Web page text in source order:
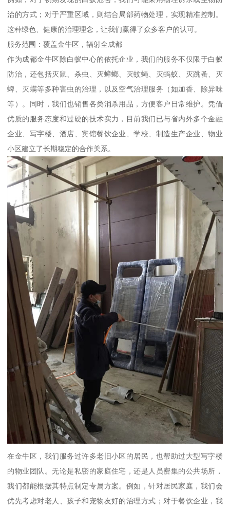
治的方式；对于严重区域，则结合局部药物处理，实现精准控制。
这种绿色、健康的治理理念，让我们赢得了众多客户的认可。
服务范围：覆盖金牛区，辐射全成都
作为成都金牛区除白蚁中心的依托企业，我们的服务不仅限于白蚁
防治，还包括灭鼠、杀虫、灭蟑螂、灭蚊蝇、灭蚂蚁、灭跳蚤、灭
蜱、灭螨等多种害虫的治理，以及空气治理服务（如加香、除异味
等）。同时，我们也销售各类消杀用品，方便客户日常维护。凭借
优质的服务态度和过硬的技术实力，目前我们已与省内外多个金融
企业、写字楼、酒店、宾馆餐饮企业、学校、制造生产企业、物业
小区建立了长期稳定的合作关系。
在金牛区，我们服务过许多老旧小区的居民，也帮助过大型写字楼
的物业团队。无论是私密的家庭住宅，还是人员密集的公共场所，
我们都能根据其特点制定专属方案。例如，针对居民家庭，我们会
优先考虑对老人、孩子和宠物友好的治理方式；对于餐饮企业，我